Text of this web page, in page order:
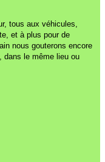
tous aux véhicules,
et à plus pour de
nous gouterons encore
dans le même lieu ou